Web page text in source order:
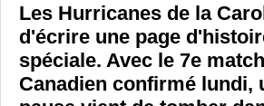
Les Hurricanes de la
d'écrire une page
spéciale. Avec le 7e
Canadien confirmé lundi,